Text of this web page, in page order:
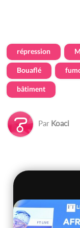
répression
Bouaflé
bâtiment
Par Koaci